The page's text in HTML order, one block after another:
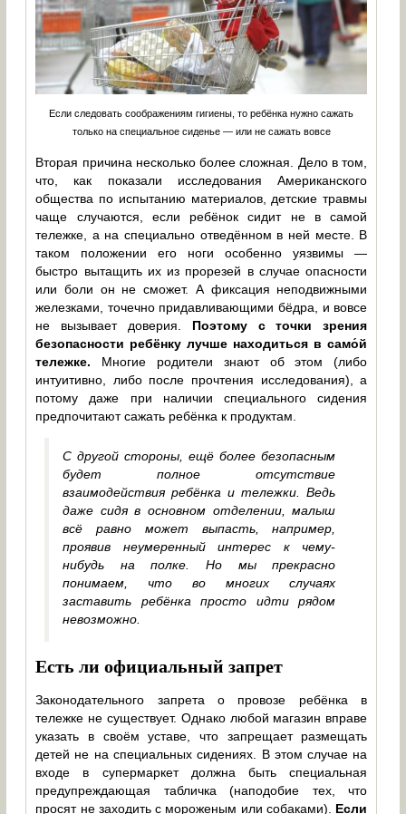
Если следовать соображениям гигиены, то ребёнка нужно сажать
только на специальное сиденье — или не сажать вовсе
Вторая причина несколько более сложная. Дело в том,
что, как показали исследования Американского
общества по испытанию материалов, детские травмы
чаще случаются, если ребёнок сидит не в самой
тележке, а на специально отведённом в ней месте. В
таком положении его ноги особенно уязвимы —
быстро вытащить их из прорезей в случае опасности
или боли он не сможет. А фиксация неподвижными
железками, точечно придавливающими бёдра, и вовсе
не вызывает доверия. Поэтому с точки зрения
безопасности ребёнку лучше находиться в само́й
тележке. Многие родители знают об этом (либо
интуитивно, либо после прочтения исследования), а
потому даже при наличии специального сидения
предпочитают сажать ребёнка к продуктам.
С другой стороны, ещё более безопасным
будет полное отсутствие
взаимодействия ребёнка и тележки. Ведь
даже сидя в основном отделении, малыш
всё равно может выпасть, например,
проявив неумеренный интерес к чему-
нибудь на полке. Но мы прекрасно
понимаем, что во многих случаях
заставить ребёнка просто идти рядом
невозможно.
Есть ли официальный запрет
Законодательного запрета о провозе ребёнка в
тележке не существует. Однако любой магазин вправе
указать в своём уставе, что запрещает размещать
детей не на специальных сидениях. В этом случае на
входе в супермаркет должна быть специальная
предупреждающая табличка (наподобие тех, что
просят не заходить с мороженым или собаками). Если